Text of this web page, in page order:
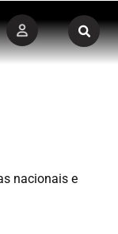
nacionais e
nacionais e